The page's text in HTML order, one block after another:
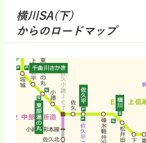
横川SA(下)
からのロードマップ